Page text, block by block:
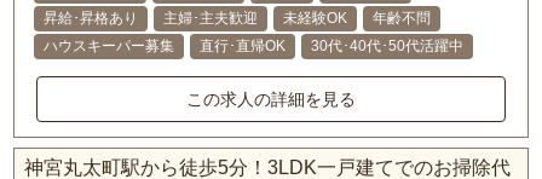
昇給･昇格あり
主婦･主夫歓迎 未経験OK
年齢不問
ハウスキーパー募集
直行･直帰OK 30代･40代･50代活躍中
この求人の詳細を見る
神宮丸太町駅から徒歩5分！3LDK一戸建てでのお掃除代